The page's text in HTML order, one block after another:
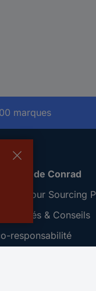
marques
propos de Conrad
Your Sourcing
& Conseils
responsabilité